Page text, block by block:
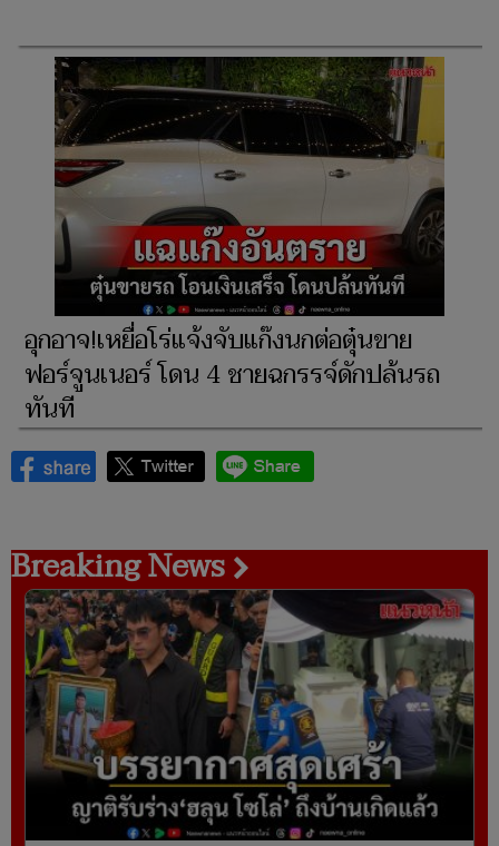
อุกอาจ!เหยื่อโร่แจ้งจับแก๊งนกต่อตุ๋นขาย
ฟอร์จูนเนอร์ โดน 4 ชายฉกรรจ์ดักปล้นรถ
ทันที
Breaking News